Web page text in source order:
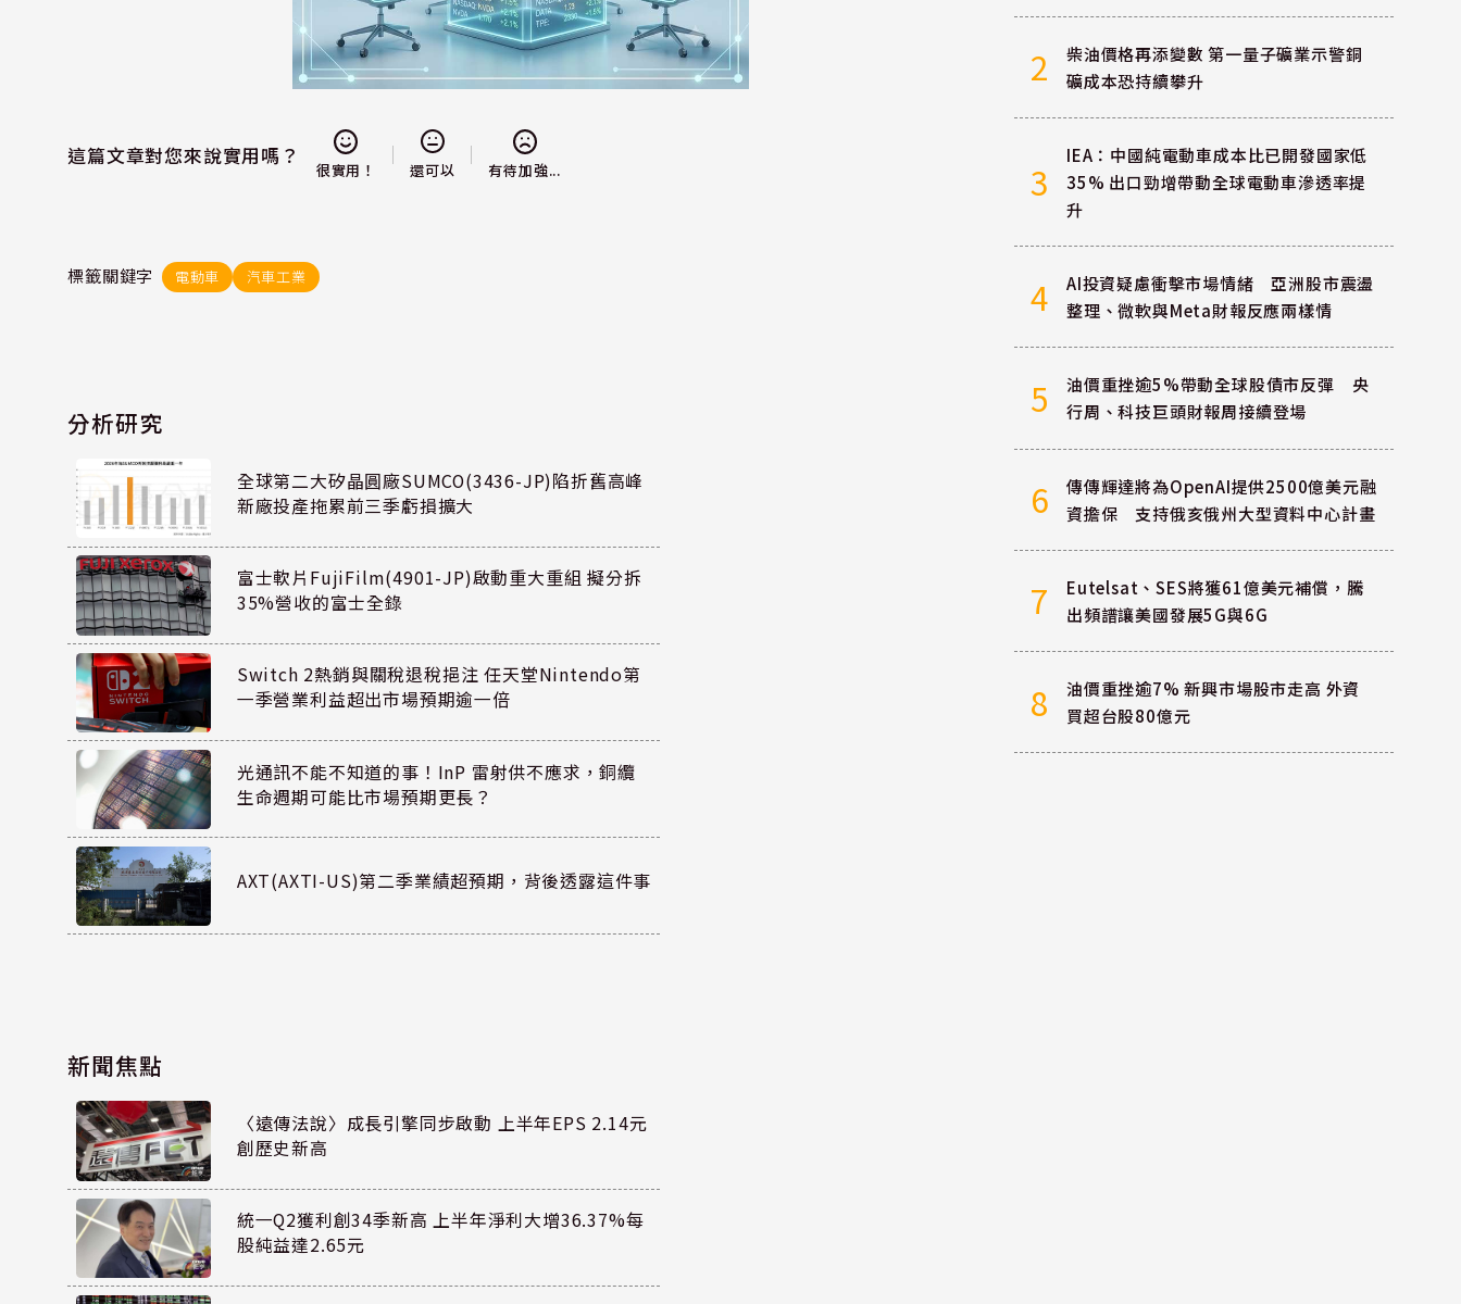
這篇文章對您來說實用嗎？
很實用！ 還可以 有待加強...
標籤關鍵字 電動車 汽車工業
分析研究
全球第二大矽晶圓廠SUMCO(3436-JP)陷折舊高峰
新廠投產拖累前三季虧損擴大
富士軟片FujiFilm(4901-JP)啟動重大重組 擬分拆
35%營收的富士全錄
Switch 2熱銷與關稅退稅挹注 任天堂Nintendo第
一季營業利益超出市場預期逾一倍
光通訊不能不知道的事！InP 雷射供不應求，銅纜
生命週期可能比市場預期更長？
AXT(AXTI-US)第二季業績超預期，背後透露這件事
新聞焦點
〈遠傳法說〉成長引擎同步啟動 上半年EPS 2.14元
創歷史新高
統一Q2獲利創34季新高 上半年淨利大增36.37%每
股純益達2.65元
2
柴油價格再添變數 第一量子礦業示警銅
礦成本恐持續攀升
3
IEA：中國純電動車成本比已開發國家低
35% 出口勁增帶動全球電動車滲透率提
升
4
AI投資疑慮衝擊市場情緒 亞洲股市震盪
整理、微軟與Meta財報反應兩樣情
5
油價重挫逾5%帶動全球股債市反彈 央
行周、科技巨頭財報周接續登場
6
傳傳輝達將為OpenAI提供2500億美元融
資擔保 支持俄亥俄州大型資料中心計畫
7
Eutelsat、SES將獲61億美元補償，騰
出頻譜讓美國發展5G與6G
8
油價重挫逾7% 新興市場股市走高 外資
買超台股80億元